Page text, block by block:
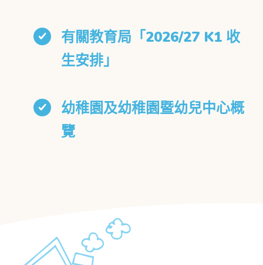
有關教育局「2026/27 K1 收
生安排」
幼稚園及幼稚園暨幼兒中心概
覽